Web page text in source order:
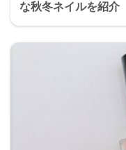
な秋冬ネイルを紹介